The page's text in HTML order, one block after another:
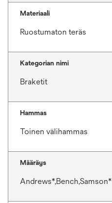
Materiaali
Ruostumaton teräs
Kategorian nimi
Braketit
Hammas
Toinen välihammas
Määräys
Andrews*,Bench,Samson*